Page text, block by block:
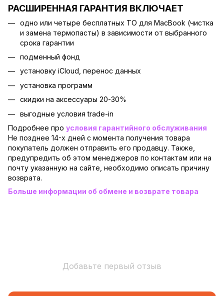
РАСШИРЕННАЯ ГАРАНТИЯ ВКЛЮЧАЕТ
одно или четыре бесплатных ТО для MacBook (чистка
и замена термопасты) в зависимости от выбранного
срока гарантии
подменный фонд
установку iCloud, перенос данных
установка программ
скидки на аксессуары 20-30%
выгодные условия trade-in
Подробнее про условия гарантийного обслуживания
Не позднее 14-х дней с момента получения товара
покупатель должен отправить его продавцу. Также,
предупредить об этом менеджеров по контактам или на
почту указанную на сайте, необходимо описать причину
возврата.
Больше информации об обмене и возврате товара
Добавьте первый отзыв